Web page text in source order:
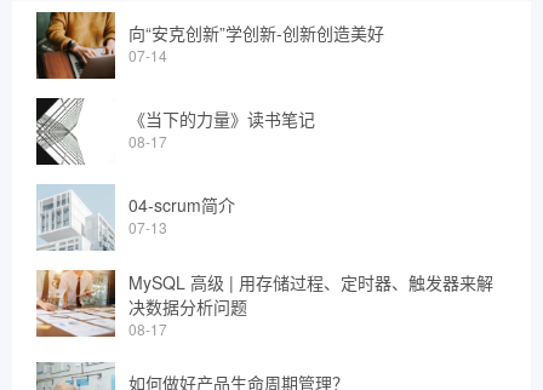
向“安克创新”学创新-创新创造美好
07-14
《当下的力量》读书笔记
08-17
04-scrum简介
07-13
MySQL 高级 | 用存储过程、定时器、触发器来解
决数据分析问题
08-17
如何做好产品生命周期管理？